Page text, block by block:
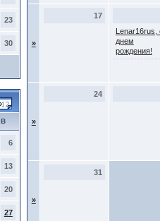
23
30
В
6
13
20
27
»
17
Lenar16rus,
днем
рождения!
»
24
»
31